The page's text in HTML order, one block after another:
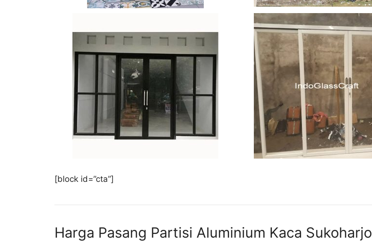
[block id=”cta”]
Harga Pasang Partisi Aluminium Kaca Sukoharjo